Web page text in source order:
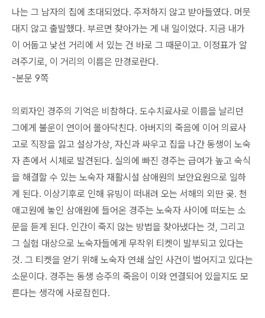
나는 그 남자의 집에 초대되었다. 주저하지 않고 받아들였다. 머뭇
대지 않고 출발했다. 부르면 찾아가는 게 내 일이었다. 지금 내가
이 어둡고 낯선 거리에 서 있는 건 바로 그 때문이고. 이정표가 알
려주기로, 이 거리의 이름은 만경로란다.
-본문 9쪽
의뢰자인 경주의 기억은 비참하다. 도수치료사로 이름을 날리던
그에게 불운이 연이어 몰아닥친다. 아버지의 죽음에 이어 의료사
고로 직장을 잃고 설상가상, 자신과 싸우고 집을 나간 동생이 노숙
자 촌에서 시체로 발견된다. 실의에 빠진 경주는 급여가 높고 숙식
을 해결할 수 있는 노숙자 재활시설 삼애원의 보안요원으로 일하
게 된다. 이상기후로 인해 유빙이 떠내려 오는 서해의 외딴 곶. 천
애고원에 놓인 삼애원에 들어온 경주는 노숙자 사이에 떠도는 소
문을 듣게 된다. 인간이 죽지 않는 방법을 찾아냈다는 것, 그리고
그 실험 대상으로 노숙자들에게 무작위 티켓이 발부되고 있다는
것. 그 티켓을 얻기 위해 노숙자 연쇄 살인 사건이 벌어지고 있다는
소문이다. 경주는 동생 승주의 죽음이 이와 연결되어 있을지도 모
른다는 생각에 사로잡힌다.